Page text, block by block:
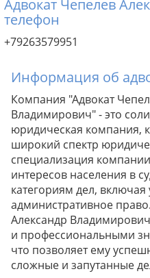
Адвокат Чепелев
телефон
+79263579951
Информация об
Компания "Адвокат
Владимирович" - это
юридическая компания,
широкий спектр
специализация
интересов населения в
категориям дел,
административное
Александр
и профессиональными
что позволяет ему
сложные и запутанные